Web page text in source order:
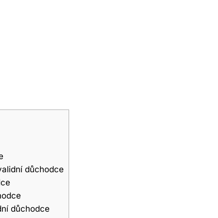
důchodce
důchodce